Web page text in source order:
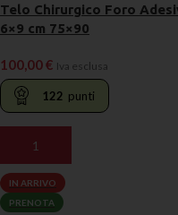
Telo Chirurgico Foro
6×9 cm 75×90
100,00€ Iva esclusa
122 punti
AGGIUNGI AL CARRELLO
IN ARRIVO
PRENOTA